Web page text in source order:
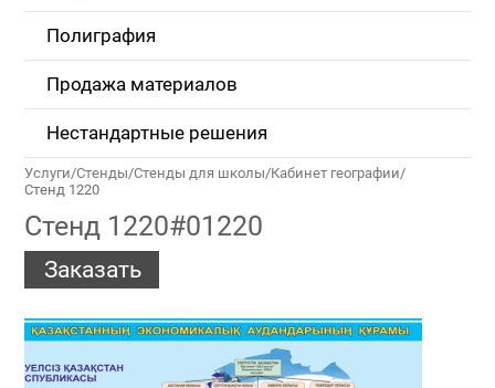
Полиграфия
Продажа материалов
Нестандартные решения
Услуги/Стенды/Стенды для школы/Кабинет географии/
Стенд 1220
Стенд 1220#01220
Заказать